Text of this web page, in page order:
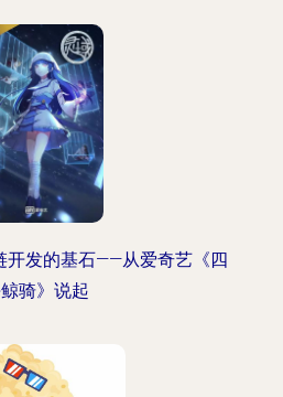
开发的基石——从爱奇艺《四
骑》说起